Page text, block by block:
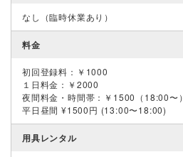
なし（臨時休業あり）
料金
初回登録料：￥1000
１日料金：￥2000
夜間料金・時間帯：￥1500（18:00〜）
平日昼間 ¥1500円 (13:00〜18:00)
用具レンタル